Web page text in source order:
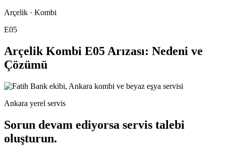
Arçelik · Kombi
E05
Arçelik Kombi E05 Arızası: Nedeni ve
Çözümü
Ankara yerel servis
Sorun devam ediyorsa servis talebi
oluşturun.